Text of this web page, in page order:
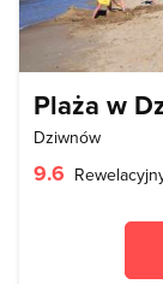
Plaża w
Dziwnów
9.6